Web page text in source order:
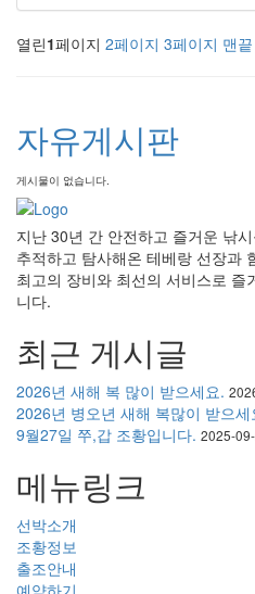
열린1페이지 2페이지 3페이지 맨끝
자유게시판
게시물이 없습니다.
지난 30년 간 안전하고 즐거운 낚
추적하고 탐사해온 테베랑 선장과
최고의 장비와 최선의 서비스로 즐
니다.
최근 게시글
2026년 새해 복 많이 받으세요.
2026년 병오년 새해 복많이 받으세
9월27일 쭈,갑 조황입니다. 2025-
메뉴링크
선박소개
조황정보
출조안내